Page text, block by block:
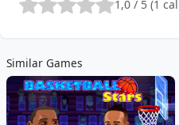
1,0 / 5 (1
Similar Games